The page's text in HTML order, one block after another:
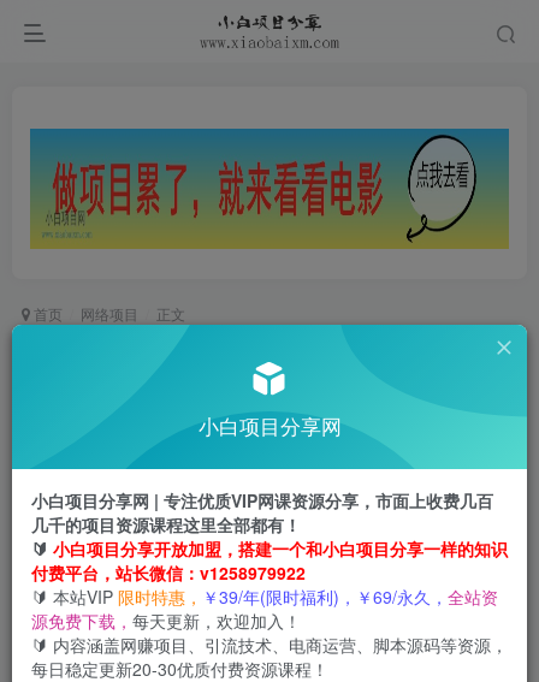
首页 网络项目 正文
蟹老板·抖音无货源店群怎么做，吊打市面一大片
《抖音无货源店群》的课程
2年前发布
关注
0 924 18
此内容为会员免费，请付费后查看
会员专属资源
会员免费 已售 26
小白项目分享网
小白项目分享网 | 专注优质VIP网课资源分享，市面上收费几百
几千的项目资源课程这里全部都有！
🔰 小白项目分享开放加盟，搭建一个和小白项目分享一样的知识
付费平台，站长微信：v1258979922
🔰 本站VIP 限时特惠， ￥39/年(限时福利)，￥69/永久， 全站资
源免费下载， 每天更新，欢迎加入！
🔰 内容涵盖网赚项目、引流技术、电商运营、脚本源码等资源，
每日稳定更新20-30优质付费资源课程！